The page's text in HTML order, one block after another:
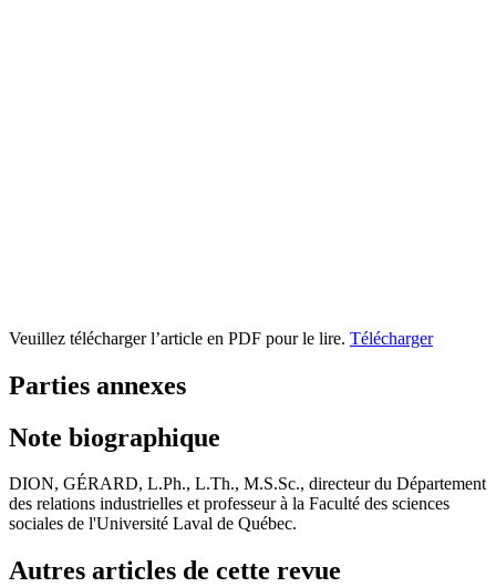
Veuillez télécharger l’article en PDF pour le lire. Télécharger
Parties annexes
Note biographique
DION, GÉRARD, L.Ph., L.Th., M.S.Sc., directeur du Département
des relations industrielles et professeur à la Faculté des sciences
sociales de l'Université Laval de Québec.
Autres articles de cette revue